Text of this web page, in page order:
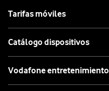
Tarifas móviles
Catálogo dispositivos
Vodafone entretenimiento